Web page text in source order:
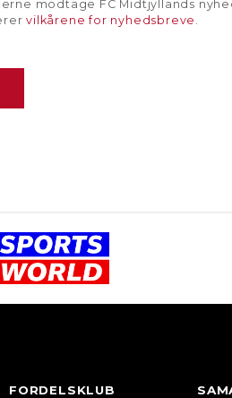
modtage FC Midtjyllands
vilkårene for nyhedsbreve .
FORDELSKLUB